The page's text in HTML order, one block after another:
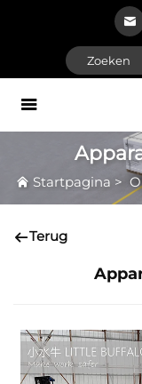
Startpagina >
Terug